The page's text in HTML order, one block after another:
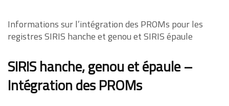
Informations sur l’intégration des PROMs pour les
registres SIRIS hanche et genou et SIRIS épaule
SIRIS hanche, genou et épaule –
Intégration des PROMs